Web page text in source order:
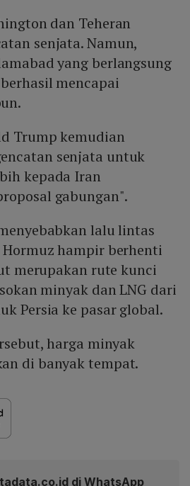
dan Teheran
senjata. Namun,
yang berlangsung
mencapai
Trump kemudian
senjata untuk
kepada Iran
gabungan".
lalu lintas
hampir berhenti
merupakan rute kunci
minyak dan LNG dari
Persia ke pasar global.
harga minyak
di banyak tempat.
di WhatsApp